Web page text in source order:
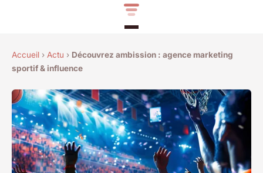
Accueil › Actu › Découvrez ambission : agence marketing
sportif & influence